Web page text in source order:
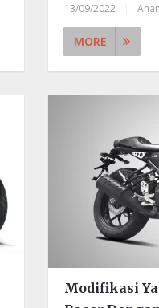
13/09/2022
MORE
Modifikasi